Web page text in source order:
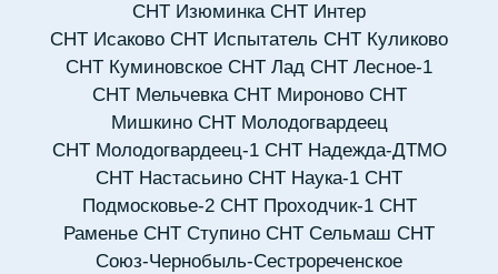
СНТ Изюминка СНТ Интер
СНТ Исаково СНТ Испытатель СНТ Куликово
СНТ Куминовское СНТ Лад СНТ Лесное-1
СНТ Мельчевка СНТ Мироново СНТ
Мишкино СНТ Молодогвардеец
СНТ Молодогвардеец-1 СНТ Надежда-ДТМО
СНТ Настасьино СНТ Наука-1 СНТ
Подмосковье-2 СНТ Проходчик-1 СНТ
Раменье СНТ Ступино СНТ Сельмаш СНТ
Союз-Чернобыль-Сестрореченское